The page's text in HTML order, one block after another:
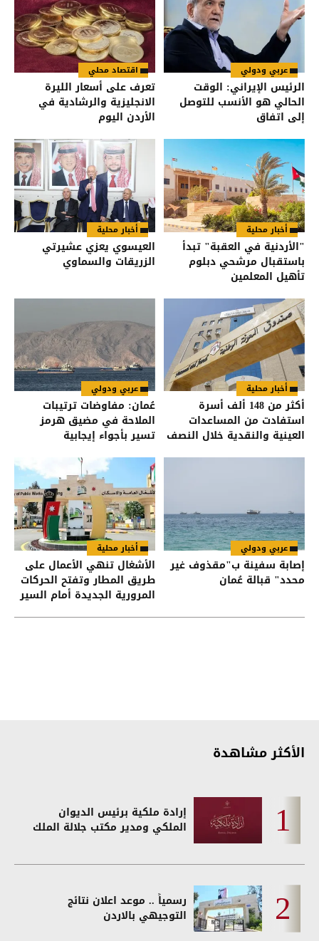
عربي ودولي
الرئيس الإيراني: الوقت
الحالي هو الأنسب للتوصل
إلى اتفاق
اقتصاد محلي
تعرف على أسعار الليرة
الانجليزية والرشادية في
الأردن اليوم
أخبار محلية
"الأردنية في العقبة" تبدأ
باستقبال مرشحي دبلوم
تأهيل المعلمين
أخبار محلية
العيسوي يعزي عشيرتي
الزريقات والسماوي
أخبار محلية
أكثر من 148 ألف أسرة
استفادت من المساعدات
العينية والنقدية خلال النصف
عربي ودولي
عُمان: مفاوضات ترتيبات
الملاحة في مضيق هرمز
تسير بأجواء إيجابية
عربي ودولي
إصابة سفينة ب"مقذوف غير
محدد" قبالة عُمان
أخبار محلية
الأشغال تنهي الأعمال على
طريق المطار وتفتح الحركات
المرورية الجديدة أمام السير
الأكثر مشاهدة
إرادة ملكية برئيس الديوان
الملكي ومدير مكتب جلالة الملك
رسمياً .. موعد اعلان نتائج
التوجيهي بالاردن